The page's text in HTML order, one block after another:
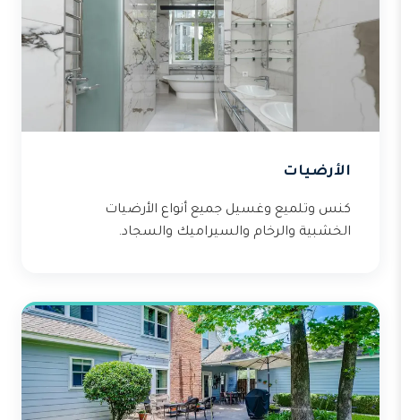
الأرضيات
كنس وتلميع وغسيل جميع أنواع الأرضيات
الخشبية والرخام والسيراميك والسجاد.